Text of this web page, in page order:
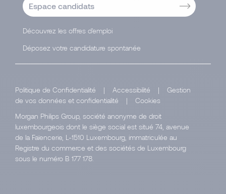
Espace candidats
Découvrez les offres d'emploi
Déposez votre candidature spontanée
Politique de Confidentialité | Accessibilité |
Gestion
de vos données et confidentialité
|
Cookies
Morgan Philips Group, société anonyme de droit
luxembourgeois dont le siège social est situé 74, avenue
de la Faïencerie, L-1510 Luxembourg, immatriculée au
Registre du commerce et des sociétés de Luxembourg
sous le numéro B 177 178.